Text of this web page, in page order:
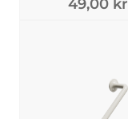
49,00 kr